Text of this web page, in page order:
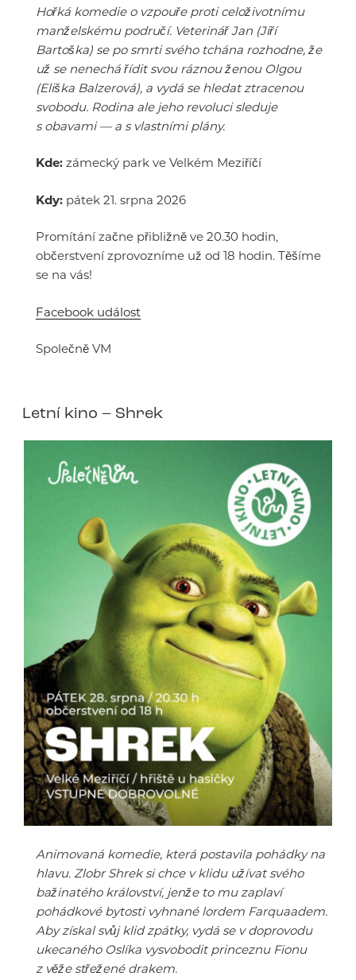
Hořká komedie o vzpouře proti celoživotnímu
manželskému područí. Veterinář Jan (Jiří
Bartoška) se po smrti svého tchána rozhodne, že
už se nenechá řídit svou ráznou ženou Olgou
(Eliška Balzerová), a vydá se hledat ztracenou
svobodu. Rodina ale jeho revoluci sleduje
s obavami — a s vlastními plány.
Kde: zámecký park ve Velkém Meziříčí
Kdy: pátek 21. srpna 2026
Promítání začne přibližně ve 20.30 hodin,
občerstvení zprovozníme už od 18 hodin. Těšíme
se na vás!
Facebook událost
Společně VM
Letní kino – Shrek
Animovaná komedie, která postavila pohádky na
hlavu. Zlobr Shrek si chce v klidu užívat svého
bažinatého království, jenže to mu zaplaví
pohádkové bytosti vyhnané lordem Farquaadem.
Aby získal svůj klid zpátky, vydá se v doprovodu
ukecaného Oslíka vysvobodit princeznu Fionu
z věže střežené drakem.